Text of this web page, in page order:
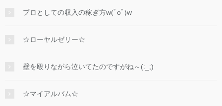
プロとしての収入の稼ぎ方w(ﾟoﾟ)w
☆ローヤルゼリー☆
壁を殴りながら泣いてたのですがね～(:_;)
☆マイアルバム☆